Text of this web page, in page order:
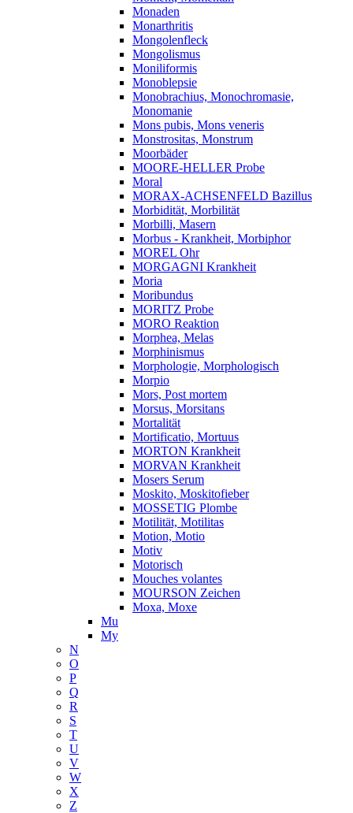
Monaden
Monarthritis
Mongolenfleck
Mongolismus
Moniliformis
Monoblepsie
Monobrachius, Monochromasie,
Monomanie
Mons pubis, Mons veneris
Monstrositas, Monstrum
Moorbäder
MOORE-HELLER Probe
Moral
MORAX-ACHSENFELD Bazillus
Morbidität, Morbilität
Morbilli, Masern
Morbus - Krankheit, Morbiphor
MOREL Ohr
MORGAGNI Krankheit
Moria
Moribundus
MORITZ Probe
MORO Reaktion
Morphea, Melas
Morphinismus
Morphologie, Morphologisch
Morpio
Mors, Post mortem
Morsus, Morsitans
Mortalität
Mortificatio, Mortuus
MORTON Krankheit
MORVAN Krankheit
Mosers Serum
Moskito, Moskitofieber
MOSSETIG Plombe
Motilität, Motilitas
Motion, Motio
Motiv
Motorisch
Mouches volantes
MOURSON Zeichen
Moxa, Moxe
Mu
My
N
O
P
Q
R
S
T
U
V
W
X
Z